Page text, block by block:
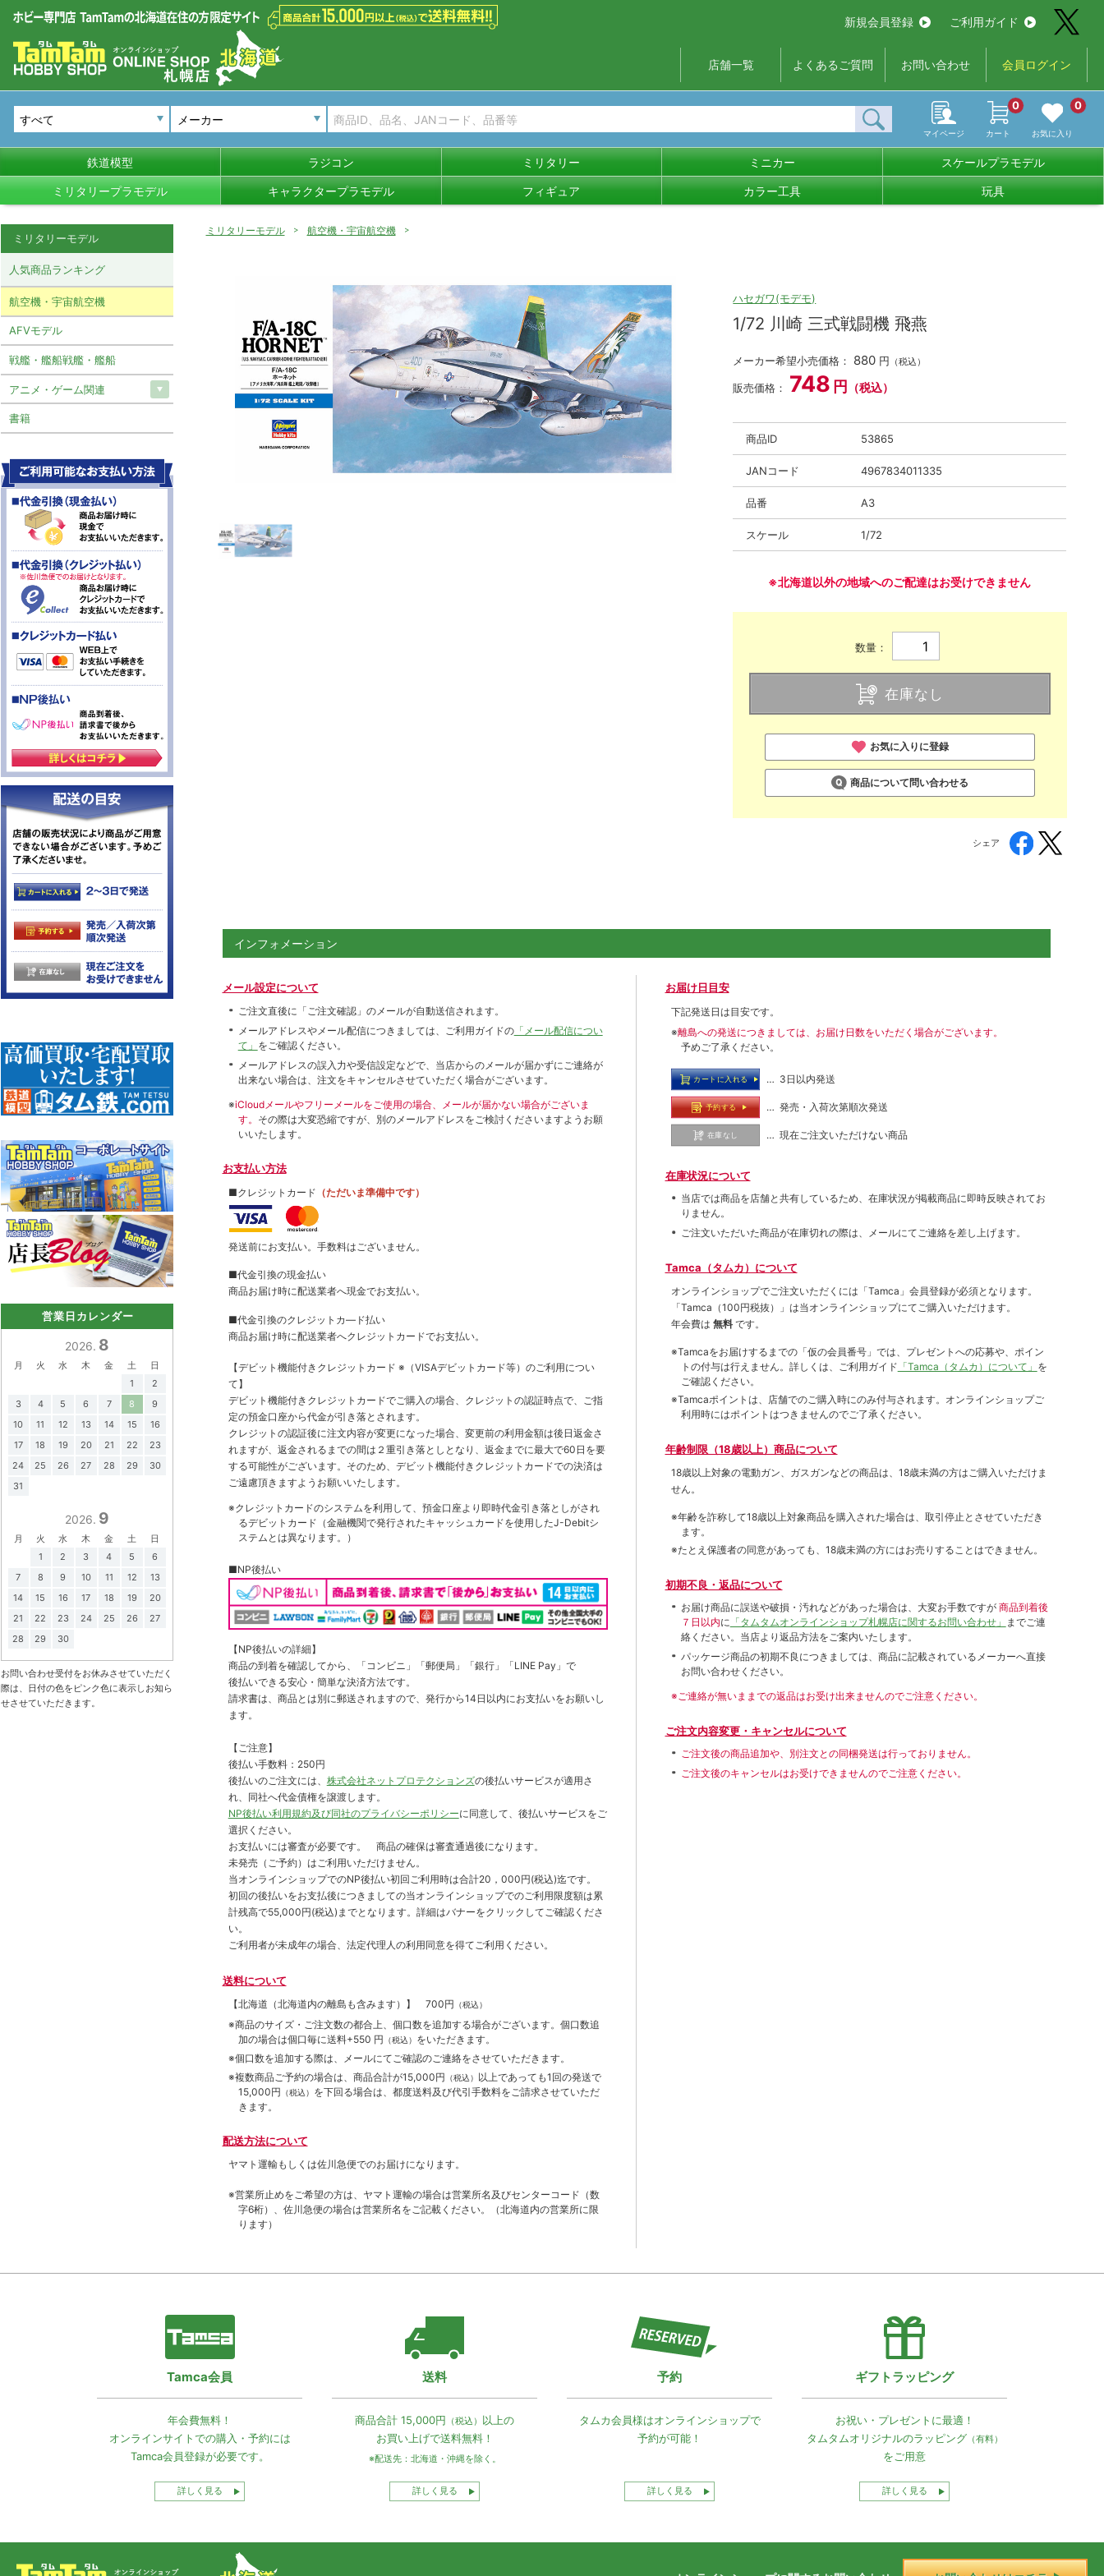
新規会員登録 ご利用ガイド
店舗一覧 よくあるご質問 お問い合わせ 会員ログイン
メーカー
マイページ カート
0
お気に入り
0
鉄道模型 ラジコン ミリタリー ミニカー スケールプラモデル
ミリタリープラモデル キャラクタープラモデル フィギュア カラー工具 玩具
ミリタリーモデル 航空機・宇宙航空機
ハセガワ(モデモ)
1/72 川崎 三式戦闘機 飛燕
メーカー希望小売価格： 880 円 （税込）
販売価格： 748 円 （税込）
商品ID 53865
JANコード 4967834011335
品番 A3
スケール 1/72
※北海道以外の地域へのご配達はお受けできません
数量：
在庫なし
お気に入りに登録
商品について問い合わせる
シェア
インフォメーション
メール設定について
ご注文直後に「ご注文確認」のメールが自動送信されます。
メールアドレスやメール配信につきましては、ご利用ガイドの「メール配信につい
て」 をご確認ください。
メールアドレスの誤入力や受信設定などで、当店からのメールが届かずにご連絡が
出来ない場合は、注文をキャンセルさせていただく場合がございます。
※iCloudメールやフリーメールをご使用の場合、メールが届かない場合がございま
す。 その際は大変恐縮ですが、別のメールアドレスをご検討くださいますようお願
いいたします。
お支払い方法
■クレジットカード （ただいま準備中です）
発送前にお支払い。手数料はございません。
■代金引換の現金払い
商品お届け時に配送業者へ現金でお支払い。
■代金引換のクレジットカ―ド払い
商品お届け時に配送業者へクレジットカードでお支払い。
【デビット機能付きクレジットカード ※（VISAデビットカード等） のご利用につい
て】
デビット機能付きクレジットカードでご購入の場合、クレジットの認証時点で、ご指
定の預金口座から代金が引き落とされます。
クレジットの認証後に注文内容が変更になった場合、変更前の利用金額は後日返金さ
れますが、返金されるまでの間は２重引き落としとなり、返金までに最大で60日を要
する可能性がございます。そのため、デビット機能付きクレジットカードでの決済は
ご遠慮頂きますようお願いいたします。
※クレジットカードのシステムを利用して、預金口座より即時代金引き落としがされ
るデビットカード（金融機関で発行されたキャッシュカードを使用したJ-Debitシ
ステムとは異なります。）
■NP後払い
【NP後払いの詳細】
商品の到着を確認してから、「コンビニ」「郵便局」「銀行」「LINE Pay」で
後払いできる安心・簡単な決済方法です。
請求書は、商品とは別に郵送されますので、発行から14日以内にお支払いをお願いし
ます。
【ご注意】
後払い手数料：250円
後払いのご注文には、 株式会社ネットプロテクションズの後払いサービスが適用さ
れ、同社へ代金債権を譲渡します。
NP後払い利用規約及び同社のプライバシーポリシーに同意して、後払いサービスをご
選択ください。
お支払いには審査が必要です。 商品の確保は審査通過後になります。
未発売（ご予約）はご利用いただけません。
当オンラインショップでのNP後払い初回ご利用時は合計20，000円(税込)迄です。
初回の後払いをお支払後につきましての当オンラインショップでのご利用限度額は累
計残高で55,000円(税込)までとなります。詳細はバナーをクリックしてご確認くださ
い。
ご利用者が未成年の場合、法定代理人の利用同意を得てご利用ください。
送料について
【北海道（北海道内の離島も含みます）】 700円 （税込）
※商品のサイズ・ご注文数の都合上、個口数を追加する場合がございます。個口数追
加の場合は個口毎に送料+550 円 （税込） をいただきます。
※個口数を追加する際は、メールにてご確認のご連絡をさせていただきます。
※複数商品ご予約の場合は、商品合計が15,000円 （税込） 以上であっても1回の発送で
15,000円 （税込） を下回る場合は、都度送料及び代引手数料をご請求させていただ
きます。
配送方法について
ヤマト運輸もしくは佐川急便でのお届けになります。
※営業所止めをご希望の方は、ヤマト運輸の場合は営業所名及びセンターコード（数
字6桁）、佐川急便の場合は営業所名をご記載ください。（北海道内の営業所に限
ります）
お届け日目安
下記発送日は目安です。
※離島への発送につきましては、お届け日数をいただく場合がございます。
予めご了承ください。
カートに入れる … 3日以内発送
予約する … 発売・入荷次第順次発送
在庫なし … 現在ご注文いただけない商品
在庫状況について
当店では商品を店舗と共有しているため、在庫状況が掲載商品に即時反映されてお
りません。
ご注文いただいた商品が在庫切れの際は、メールにてご連絡を差し上げます。
Tamca（タムカ）について
オンラインショップでご注⽂いただくには「Tamca」会員登録が必須となります。
「Tamca （100円税抜）
」は当オンラインショップにてご購⼊いただけます。
年会費は 無料 です。
※Tamcaをお届けするまでの「仮の会員番号」では、プレゼントへの応募や、ポイン
トの付与は⾏えません。詳しくは、ご利⽤ガイド 「Tamca（タムカ）について」 を
ご確認ください。
※Tamcaポイントは、店舗でのご購⼊時にのみ付与されます。オンラインショップご
利用時にはポイントはつきませんのでご了承ください。
年齢制限（18歳以上）商品について
18歳以上対象の電動ガン、ガスガンなどの商品は、18歳未満の方はご購入いただけま
せん。
※年齢を詐称して18歳以上対象商品を購入された場合は、取引停止とさせていただき
ます。
※たとえ保護者の同意があっても、18歳未満の方にはお売りすることはできません。
初期不良・返品について
お届け商品に誤送や破損・汚れなどがあった場合は、大変お手数ですが 商品到着後
７日以内に 「タムタムオンラインショップ札幌店に関するお問い合わせ」 までご連
絡ください。当店より返品方法をご案内いたします。
パッケージ商品の初期不良につきましては、商品に記載されているメーカーへ直接
お問い合わせください。
※ご連絡が無いままでの返品はお受け出来ませんのでご注意ください。
ご注文内容変更・キャンセルについて
ご注文後の商品追加や、別注文との同梱発送は行っておりません。
ご注文後のキャンセルはお受けできませんのでご注意ください。
ミリタリーモデル
人気商品ランキング
航空機・宇宙航空機
AFVモデル
戦艦・艦船戦艦・艦船
アニメ・ゲーム関連
書籍
営業日カレンダー
2026. 8
月 火 水 木 金 土
日
1
2
3
4 5 6 7 8
9
10
11 12 13 14 15
16
17
18 19 20 21 22
23
24
25 26 27 28 29
30
31
2026. 9
月 火 水 木 金 土
日
1
2 3 4 5
6
7
8 9 10 11 12
13
14
15 16 17 18 19
20
21
22 23 24 25 26
27
28
29 30
お問い合わせ受付をお休みさせていただく
際は、日付の色をピンク色に表示しお知ら
せさせていただきます。
Tamca会員
年会費無料！
オンラインサイトでの購入・予約には
Tamca会員登録が必要です。
詳しく見る
送料
商品合計 15,000円 （税込） 以上の
お買い上げで送料無料！
※配送先：北海道・沖縄を除く。
詳しく見る
予約
タムカ会員様はオンラインショップで
予約が可能！
詳しく見る
ギフトラッピング
お祝い・プレゼントに最適！
タムタムオリジナルのラッピング（有料）
をご用意
詳しく見る